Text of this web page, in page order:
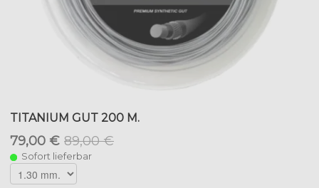
TITANIUM GUT 200 M.
79,00 € 89,00 €
Sofort lieferbar